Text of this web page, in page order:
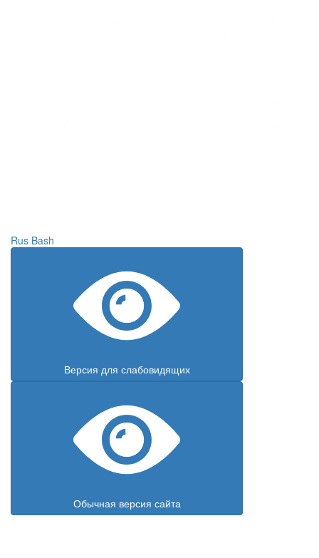
Rus Bash
Версия для слабовидящих
Обычная версия сайта